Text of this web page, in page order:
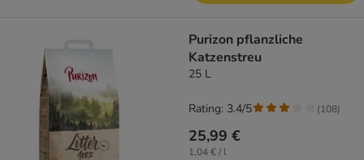
Purizon pflanzliche
Katzenstreu
25 L
25,99 €
1,04 € / l
Rating: 3.4/5 (108)